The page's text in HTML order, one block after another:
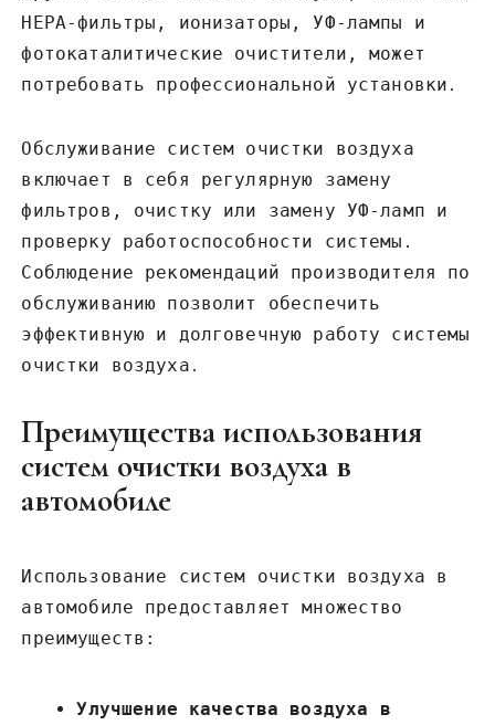
HEPA-фильтры, ионизаторы, УФ-лампы и
фотокаталитические очистители, может
потребовать профессиональной установки․
Обслуживание систем очистки воздуха
включает в себя регулярную замену
фильтров, очистку или замену УФ-ламп и
проверку работоспособности системы․
Соблюдение рекомендаций производителя по
обслуживанию позволит обеспечить
эффективную и долговечную работу системы
очистки воздуха․
Преимущества использования
систем очистки воздуха в
автомобиле
Использование систем очистки воздуха в
автомобиле предоставляет множество
преимуществ:
Улучшение качества воздуха в